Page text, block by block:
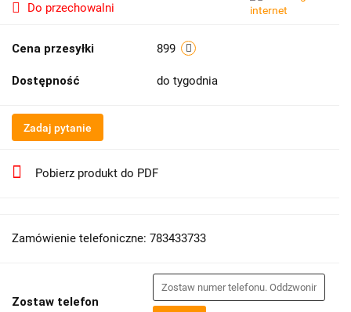
Do przechowalni
Cena przesyłki 899
Dostępność do tygodnia
Zadaj pytanie
Pobierz produkt do PDF
Zamówienie telefoniczne: 783433733
Zostaw telefon